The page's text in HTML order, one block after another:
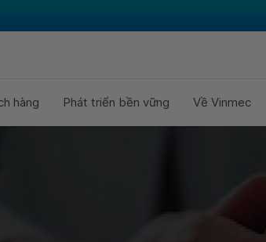
hàng Phát triển bền vững Về Vinmec